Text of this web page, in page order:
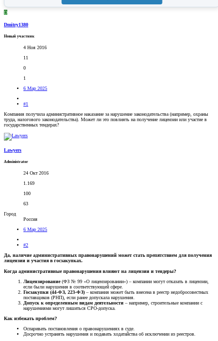
D
Dmitry1380
Новый участник
4 Ноя 2016
11
0
1
6 Мар 2025
#1
Компания получила административное наказание за нарушение законодательства (например, охраны
труда, налогового законодательства). Может ли это повлиять на получение лицензии или участие в
государственных тендерах?
Lawyers
Administrator
24 Окт 2016
1.169
100
63
Город
Россия
6 Мар 2025
#2
Да, наличие административных правонарушений может стать препятствием для получения
лицензии и участия в госзакупках.
Когда административные правонарушения влияют на лицензии и тендеры?
Лицензирование(ФЗ № 99 «О лицензировании») – компании могут отказать в лицензии,
если были нарушения в соответствующей сфере.
Госзакупки (44-ФЗ, 223-ФЗ) – компания может быть внесена в реестр недобросовестных
поставщиков (РНП), если ранее допускала нарушения.
Допуск к определенным видам деятельности – например, строительные компании с
нарушениями могут лишиться СРО-допуска.
Как избежать проблем?
Оспаривать постановления о правонарушениях в суде.
Досрочно устранять нарушения и подавать ходатайства об исключении из реестров.